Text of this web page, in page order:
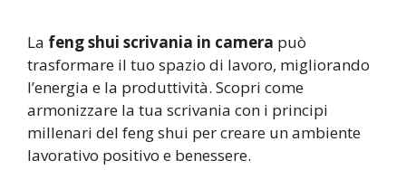
La feng shui scrivania in camera può
trasformare il tuo spazio di lavoro, migliorando
l’energia e la produttività. Scopri come
armonizzare la tua scrivania con i principi
millenari del feng shui per creare un ambiente
lavorativo positivo e benessere.